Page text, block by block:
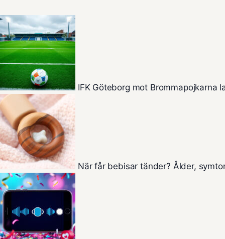
IFK Göteborg mot Brommapojkarna
När får bebisar tänder? Ålder,